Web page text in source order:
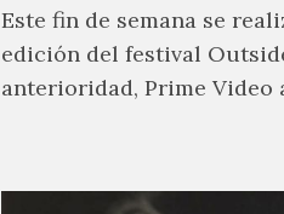
Este fin de semana se
edición del festival
anterioridad, Prime Video